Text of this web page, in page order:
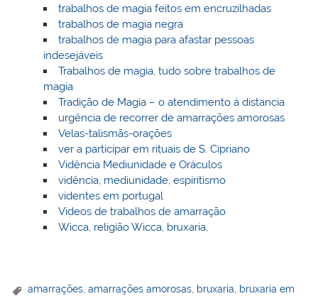
trabalhos de magia feitos em encruzilhadas
trabalhos de magia negra
trabalhos de magia para afastar pessoas
indesejáveis
Trabalhos de magia, tudo sobre trabalhos de
magia
Tradição de Magia – o atendimento á distancia
urgência de recorrer de amarrações amorosas
Velas-talismãs-orações
ver a participar em rituais de S. Cipriano
Vidência Mediunidade e Oráculos
vidência, mediunidade, espiritismo
videntes em portugal
Videos de trabalhos de amarração
Wicca, religião Wicca, bruxaria,
amarrações,amarrações amorosas, bruxaria, bruxaria em